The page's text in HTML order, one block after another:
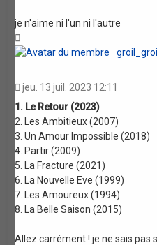
je n'aime ni l'un ni l'autre
jeu. 13 juil. 2023 12:11
1. Le Retour (2023)
2. Les Ambitieux (2007)
3. Un Amour Impossible (2018)
4. Partir (2009)
5. La Fracture (2021)
6. La Nouvelle Eve (1999)
7. Les Amoureux (1994)
8. La Belle Saison (2015)
Allez carrément ! je ne sais pas